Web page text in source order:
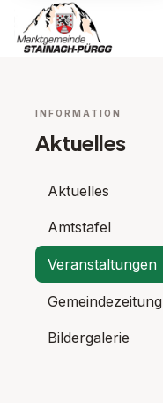
INFORMATION
Aktuelles
Aktuelles
Amtstafel
Veranstaltungen
Gemeindezeitung
Bildergalerie